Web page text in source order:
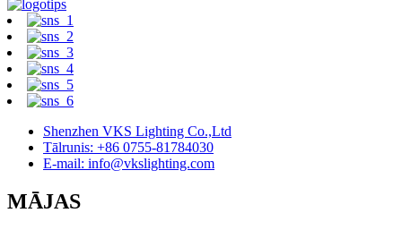
Shenzhen VKS Lighting Co.,Ltd
Tālrunis: +86 0755-81784030
E-mail: info@vkslighting.com
MĀJAS